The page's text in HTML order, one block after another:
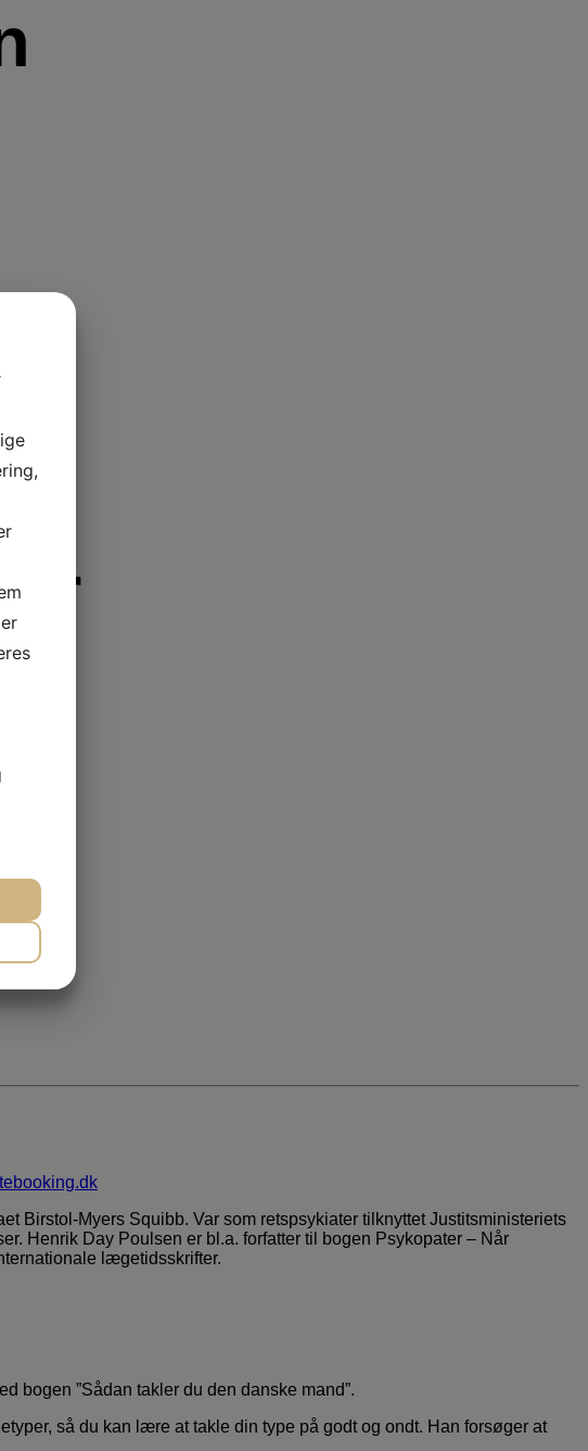
Myers Squibb. Var som retspsykiater tilknyttet Justitsministeriets
Henrik Day Poulsen er bl.a. forfatter til bogen Psykopater – Når
lægetidsskrifter.
bogen ”Sådan takler du den danske mand”.
så du kan lære at takle din type på godt og ondt. Han forsøger at